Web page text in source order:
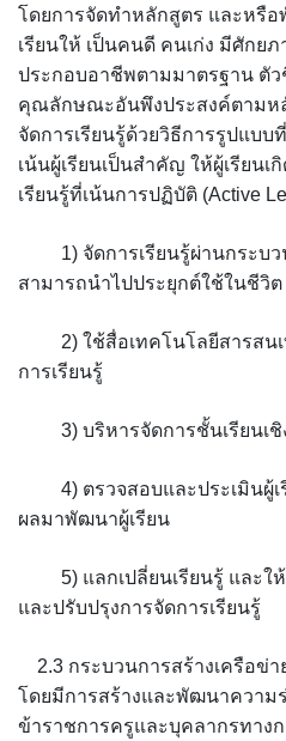
โดยการจัดทำหลักสูตร และหรื
เรียนให้ เป็นคนดี คนเก่ง มีศักย
ประกอบอาชีพตามมาตรฐาน ตั
คุณลักษณะอันพึงประสงค์ตามห
จัดการเรียนรู้ด้วยวิธีการรูปแบบ
เน้นผู้เรียนเป็นสำคัญ ให้ผู้เรียนเ
เรียนรู้ที่เน้นการปฏิบัติ (Active
1) จัดการเรียนรู้ผ่านกระบว
สามารถนำไปประยุกต์ใช้ในชีวิต
2) ใช้สื่อเทคโนโลยีสารสนเ
การเรียนรู้
3) บริหารจัดการชั้นเรียนเชิ
4) ตรวจสอบและประเมินผู้เ
ผลมาพัฒนาผู้เรียน
5) แลกเปลี่ยนเรียนรู้ และใ
และปรับปรุงการจัดการเรียนรู้
2.3 กระบวนการสร้างเครือข่า
โดยมีการสร้างและพัฒนาความ
ข้าราชการครูและบุคลากรทาง